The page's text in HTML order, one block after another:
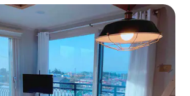
équipée d'une baignoire à
génération